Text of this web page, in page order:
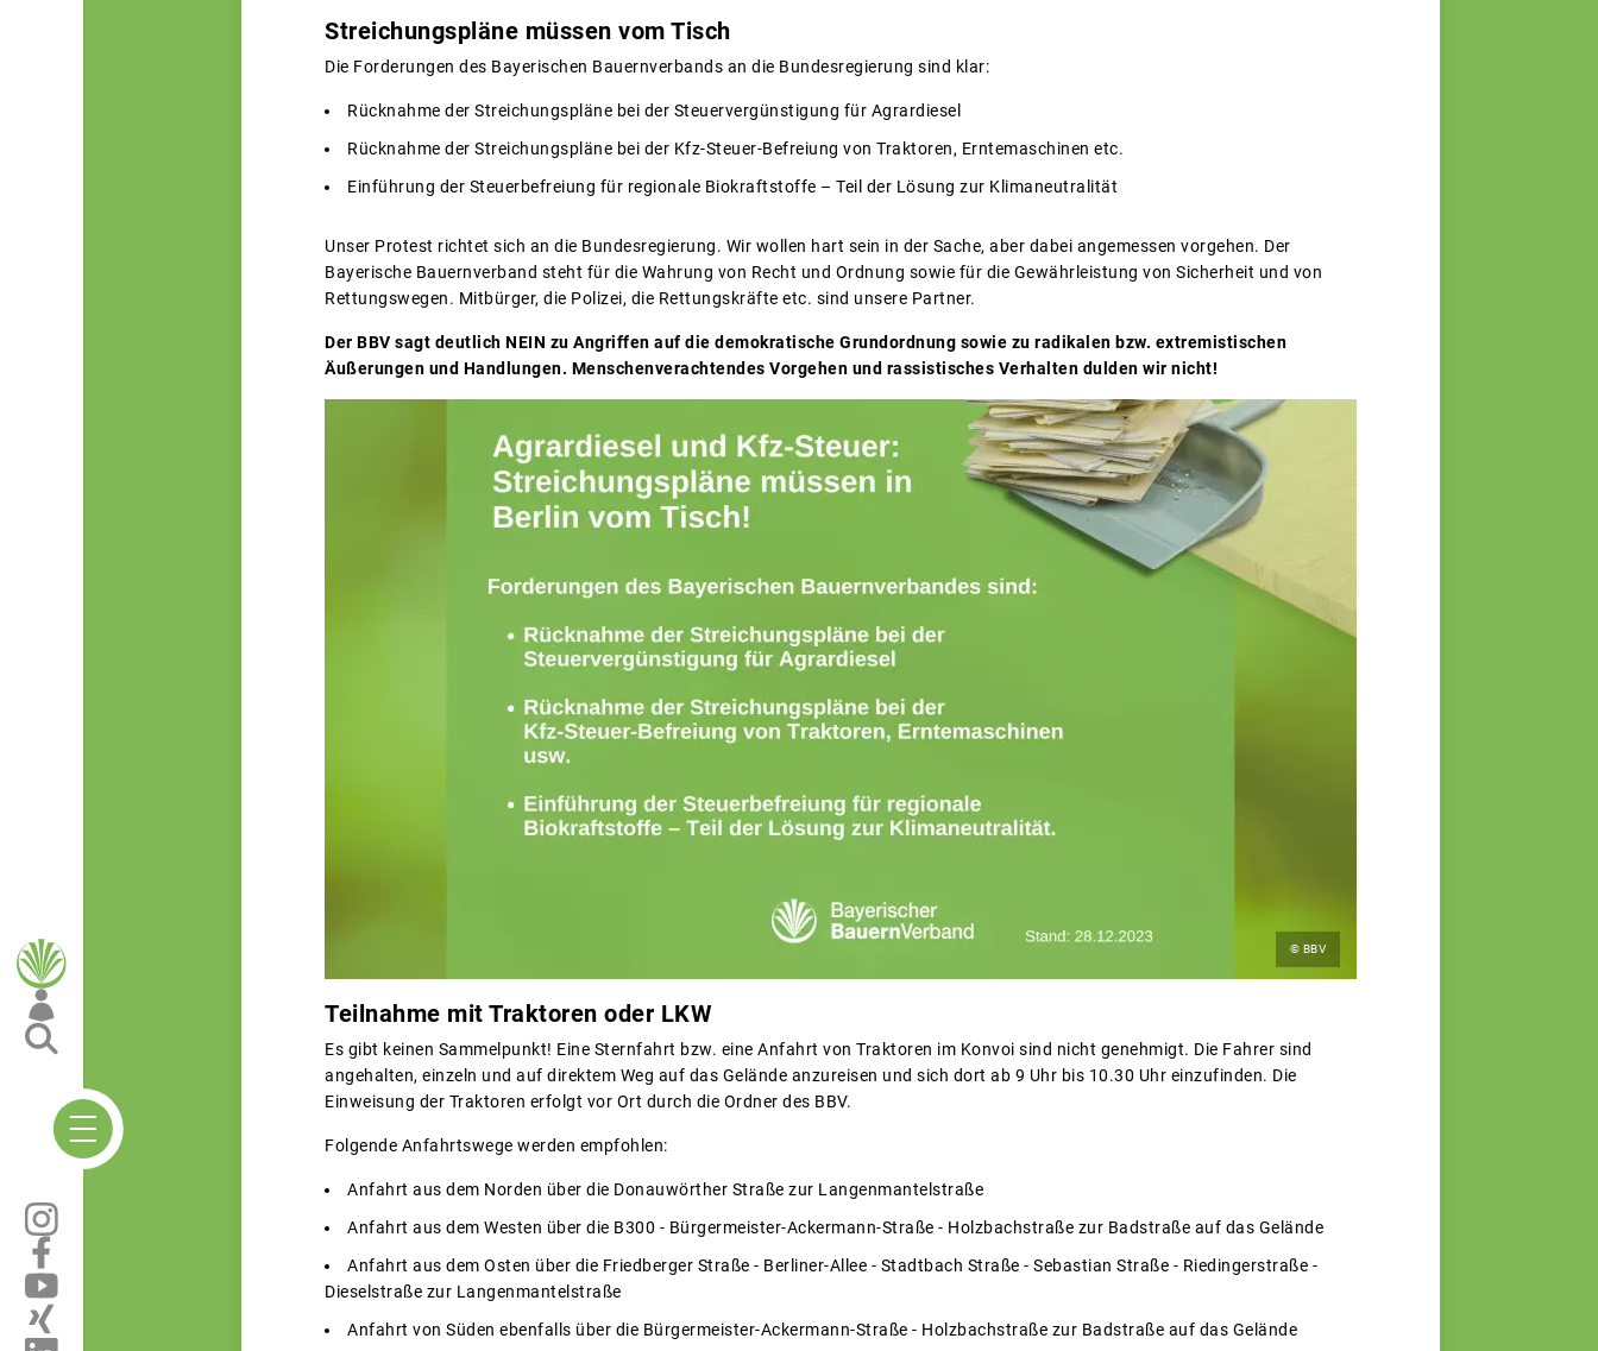
Streichungspläne müssen vom Tisch
Die Forderungen des Bayerischen Bauernverbands an die Bundesregierung sind klar:
Rücknahme der Streichungspläne bei der Steuervergünstigung für Agrardiesel
Rücknahme der Streichungspläne bei der Kfz-Steuer-Befreiung von Traktoren, Erntemaschinen etc.
Einführung der Steuerbefreiung für regionale Biokraftstoffe – Teil der Lösung zur Klimaneutralität
Unser Protest richtet sich an die Bundesregierung. Wir wollen hart sein in der Sache, aber dabei angemessen vorgehen. Der
Bayerische Bauernverband steht für die Wahrung von Recht und Ordnung sowie für die Gewährleistung von Sicherheit und von
Rettungswegen. Mitbürger, die Polizei, die Rettungskräfte etc. sind unsere Partner.
Der BBV sagt deutlich NEIN zu Angriffen auf die demokratische Grundordnung sowie zu radikalen bzw. extremistischen
Äußerungen und Handlungen. Menschenverachtendes Vorgehen und rassistisches Verhalten dulden wir nicht!
© BBV
Teilnahme mit Traktoren oder LKW
Es gibt keinen Sammelpunkt! Eine Sternfahrt bzw. eine Anfahrt von Traktoren im Konvoi sind nicht genehmigt. Die Fahrer sind
angehalten, einzeln und auf direktem Weg auf das Gelände anzureisen und sich dort ab 9 Uhr bis 10.30 Uhr einzufinden. Die
Einweisung der Traktoren erfolgt vor Ort durch die Ordner des BBV.
Folgende Anfahrtswege werden empfohlen:
Anfahrt aus dem Norden über die Donauwörther Straße zur Langenmantelstraße
Anfahrt aus dem Westen über die B300 - Bürgermeister-Ackermann-Straße - Holzbachstraße zur Badstraße auf das Gelände
Anfahrt aus dem Osten über die Friedberger Straße - Berliner-Allee - Stadtbach Straße - Sebastian Straße - Riedingerstraße -
Dieselstraße zur Langenmantelstraße
Anfahrt von Süden ebenfalls über die Bürgermeister-Ackermann-Straße - Holzbachstraße zur Badstraße auf das Gelände